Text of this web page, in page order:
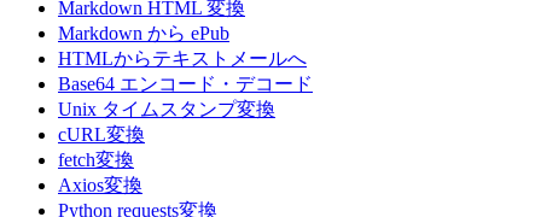
Markdown HTML 変換
Markdown から ePub
HTMLからテキストメールへ
Base64 エンコード・デコード
Unix タイムスタンプ変換
cURL変換
fetch変換
Axios変換
Python requests変換